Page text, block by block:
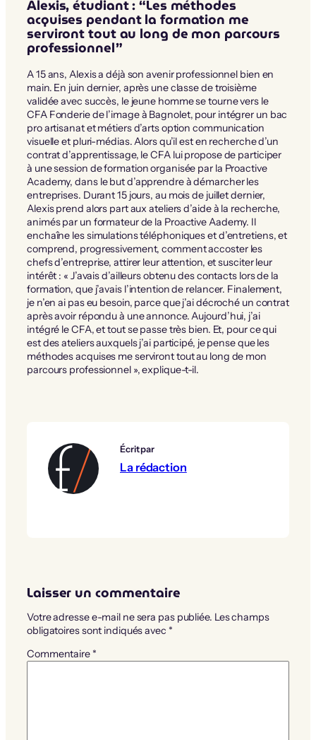
Alexis, étudiant : “Les méthodes
acquises pendant la formation me
serviront tout au long de mon parcours
professionnel”
A 15 ans, Alexis a déjà son avenir professionnel bien en
main. En juin dernier, après une classe de troisième
validée avec succès, le jeune homme se tourne vers le
CFA Fonderie de l’image à Bagnolet, pour intégrer un bac
pro artisanat et métiers d’arts option communication
visuelle et pluri-médias. Alors qu’il est en recherche d’un
contrat d’apprentissage, le CFA lui propose de participer
à une session de formation organisée par la Proactive
Academy, dans le but d’apprendre à démarcher les
entreprises. Durant 15 jours, au mois de juillet dernier,
Alexis prend alors part aux ateliers d’aide à la recherche,
animés par un formateur de la Proactive Aademy. Il
enchaîne les simulations téléphoniques et d’entretiens, et
comprend, progressivement, comment accoster les
chefs d’entreprise, attirer leur attention, et susciter leur
intérêt : « J’avais d’ailleurs obtenu des contacts lors de la
formation, que j’avais l’intention de relancer. Finalement,
je n’en ai pas eu besoin, parce que j’ai décroché un contrat
après avoir répondu à une annonce. Aujourd’hui, j’ai
intégré le CFA, et tout se passe très bien. Et, pour ce qui
est des ateliers auxquels j’ai participé, je pense que les
méthodes acquises me serviront tout au long de mon
parcours professionnel », explique-t-il.
Écrit par
La rédaction
Laisser un commentaire
Votre adresse e-mail ne sera pas publiée. Les champs
obligatoires sont indiqués avec *
Commentaire *